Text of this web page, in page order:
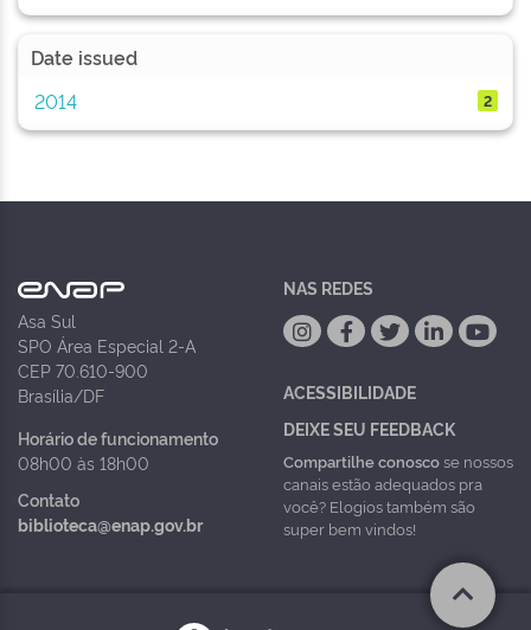
Date issued
2014
2
Asa Sul
SPO Área Especial 2-A
CEP 70.610-900
Brasília/DF
Horário de funcionamento
08h00 às 18h00
Contato
biblioteca@enap.gov.br
NAS REDES
ACESSIBILIDADE
DEIXE SEU FEEDBACK
Compartilhe conoscose nossos
canais estão adequados pra
você? Elogios também são
super bem vindos!